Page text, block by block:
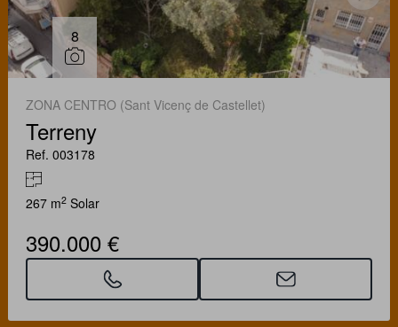
8
ZONA CENTRO (Sant Vicenç de Castellet)
Terreny
Ref. 003178
267 m2 Solar
390.000 €